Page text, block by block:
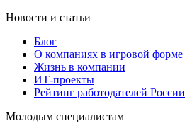
Новости и статьи
Блог
О компаниях в игровой форме
Жизнь в компании
ИТ-проекты
Рейтинг работодателей России
Молодым специалистам